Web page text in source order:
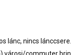
lánc, nincs
városi/commuter